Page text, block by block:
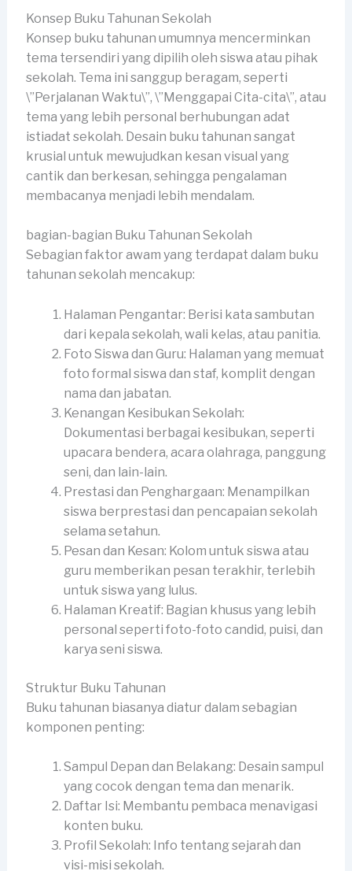
Konsep Buku Tahunan Sekolah
Konsep buku tahunan umumnya mencerminkan
tema tersendiri yang dipilih oleh siswa atau pihak
sekolah. Tema ini sanggup beragam, seperti
\”Perjalanan Waktu\”, \”Menggapai Cita-cita\”, atau
tema yang lebih personal berhubungan adat
istiadat sekolah. Desain buku tahunan sangat
krusial untuk mewujudkan kesan visual yang
cantik dan berkesan, sehingga pengalaman
membacanya menjadi lebih mendalam.
bagian-bagian Buku Tahunan Sekolah
Sebagian faktor awam yang terdapat dalam buku
tahunan sekolah mencakup:
Halaman Pengantar: Berisi kata sambutan
dari kepala sekolah, wali kelas, atau panitia.
Foto Siswa dan Guru: Halaman yang memuat
foto formal siswa dan staf, komplit dengan
nama dan jabatan.
Kenangan Kesibukan Sekolah:
Dokumentasi berbagai kesibukan, seperti
upacara bendera, acara olahraga, panggung
seni, dan lain-lain.
Prestasi dan Penghargaan: Menampilkan
siswa berprestasi dan pencapaian sekolah
selama setahun.
Pesan dan Kesan: Kolom untuk siswa atau
guru memberikan pesan terakhir, terlebih
untuk siswa yang lulus.
Halaman Kreatif: Bagian khusus yang lebih
personal seperti foto-foto candid, puisi, dan
karya seni siswa.
Struktur Buku Tahunan
Buku tahunan biasanya diatur dalam sebagian
komponen penting:
Sampul Depan dan Belakang: Desain sampul
yang cocok dengan tema dan menarik.
Daftar Isi: Membantu pembaca menavigasi
konten buku.
Profil Sekolah: Info tentang sejarah dan
visi-misi sekolah.